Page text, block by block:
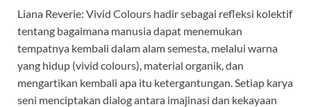
Liana Reverie: Vivid Colours hadir sebagai refleksi kolektif
tentang bagaimana manusia dapat menemukan
tempatnya kembali dalam alam semesta, melalui warna
yang hidup (vivid colours), material organik, dan
mengartikan kembali apa itu ketergantungan. Setiap karya
seni menciptakan dialog antara imajinasi dan kekayaan